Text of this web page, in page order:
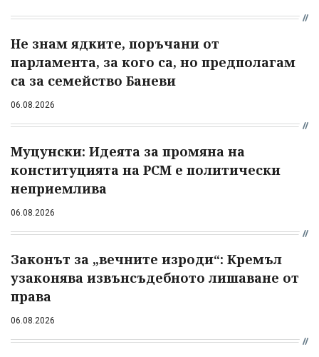
Не знам ядките, поръчани от
парламента, за кого са, но предполагам
са за семейство Баневи
06.08.2026
Муцунски: Идеята за промяна на
конституцията на РСМ е политически
неприемлива
06.08.2026
Законът за „вечните изроди“: Кремъл
узаконява извънсъдебното лишаване от
права
06.08.2026